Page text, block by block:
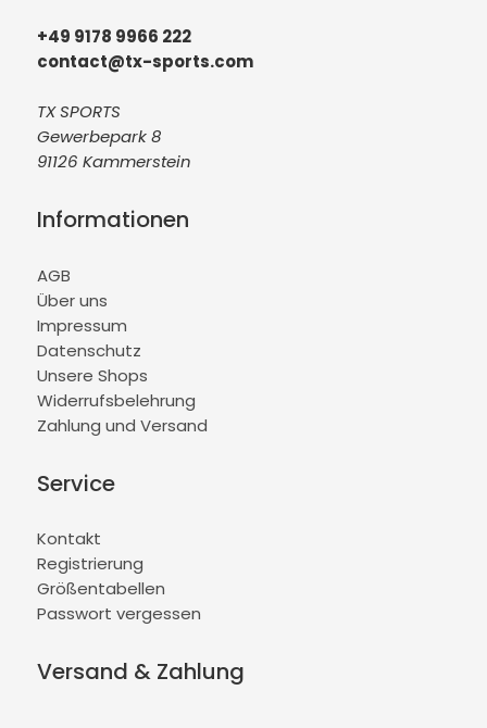
+49 9178 9966 222
contact@tx-sports.com
TX SPORTS
Gewerbepark 8
91126 Kammerstein
Informationen
AGB
Über uns
Impressum
Datenschutz
Unsere Shops
Widerrufsbelehrung
Zahlung und Versand
Service
Kontakt
Registrierung
Größentabellen
Passwort vergessen
Versand & Zahlung